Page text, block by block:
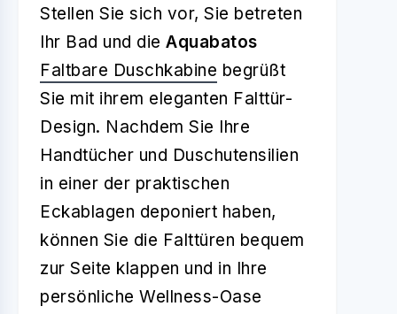
Stellen Sie sich vor, Sie betreten
Ihr Bad und die Aquabatos
Faltbare Duschkabine begrüßt
Sie mit ihrem eleganten Falttür-
Design. Nachdem Sie Ihre
Handtücher und Duschutensilien
in einer der praktischen
Eckablagen deponiert haben,
können Sie die Falttüren bequem
zur Seite klappen und in Ihre
persönliche Wellness-Oase